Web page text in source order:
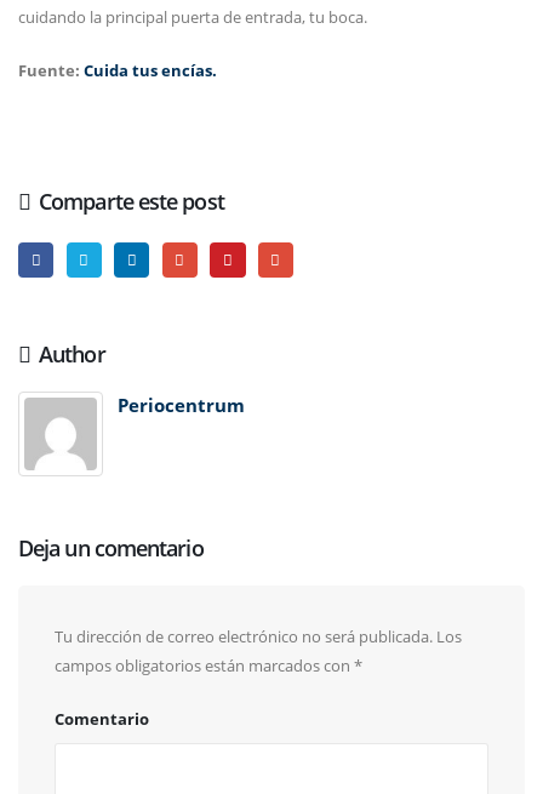
cuidando la principal puerta de entrada, tu boca.
Fuente: Cuida tus encías.
Comparte este post
Author
Periocentrum
Deja un comentario
Tu dirección de correo electrónico no será publicada. Los
campos obligatorios están marcados con *
Comentario